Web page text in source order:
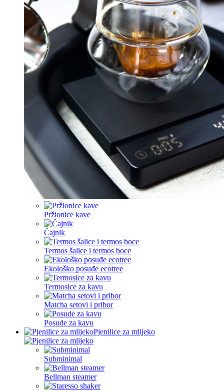
Pržionice kave
Čajnik
Termos šalice i termos boce
Ekološko posuđe ecotree
Termosice za kavu
Matcha setovi i pribor
Posude za kavu
Pjenilice za mlijeko
Subminimal
Bellman steamer